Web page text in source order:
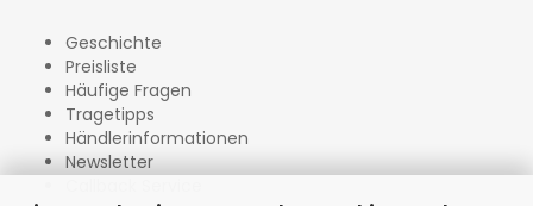
Geschichte
Preisliste
Häufige Fragen
Tragetipps
Händlerinformationen
Newsletter